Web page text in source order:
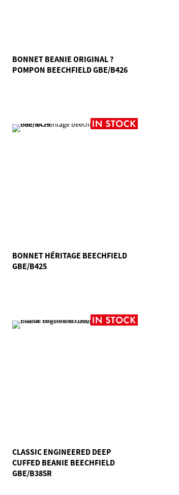
BONNET BEANIE ORIGINAL ?
POMPON BEECHFIELD GBE/B426
BONNET HÉRITAGE BEECHFIELD
GBE/B425
CLASSIC ENGINEERED DEEP
CUFFED BEANIE BEECHFIELD
GBE/B385R